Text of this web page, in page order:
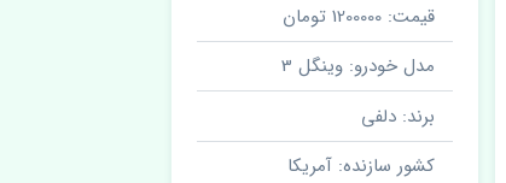
قیمت: 1200000 تومان
مدل خودرو: وینگل 3
برند: دلفی
کشور سازنده: آمریکا